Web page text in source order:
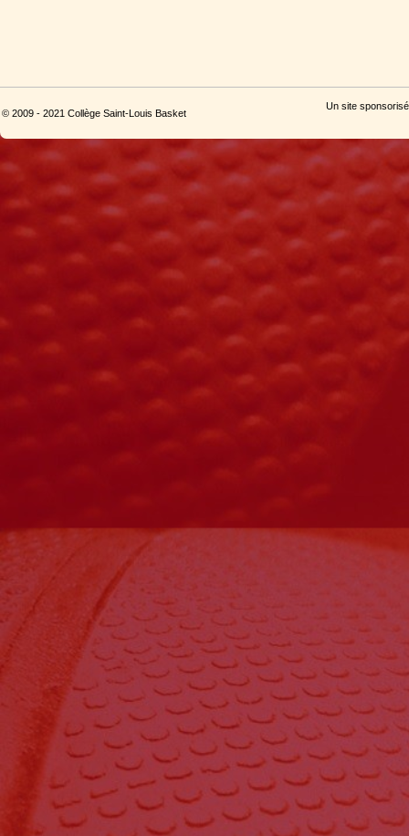
© 2009 - 2021 Collège Saint-Louis Basket
Un site